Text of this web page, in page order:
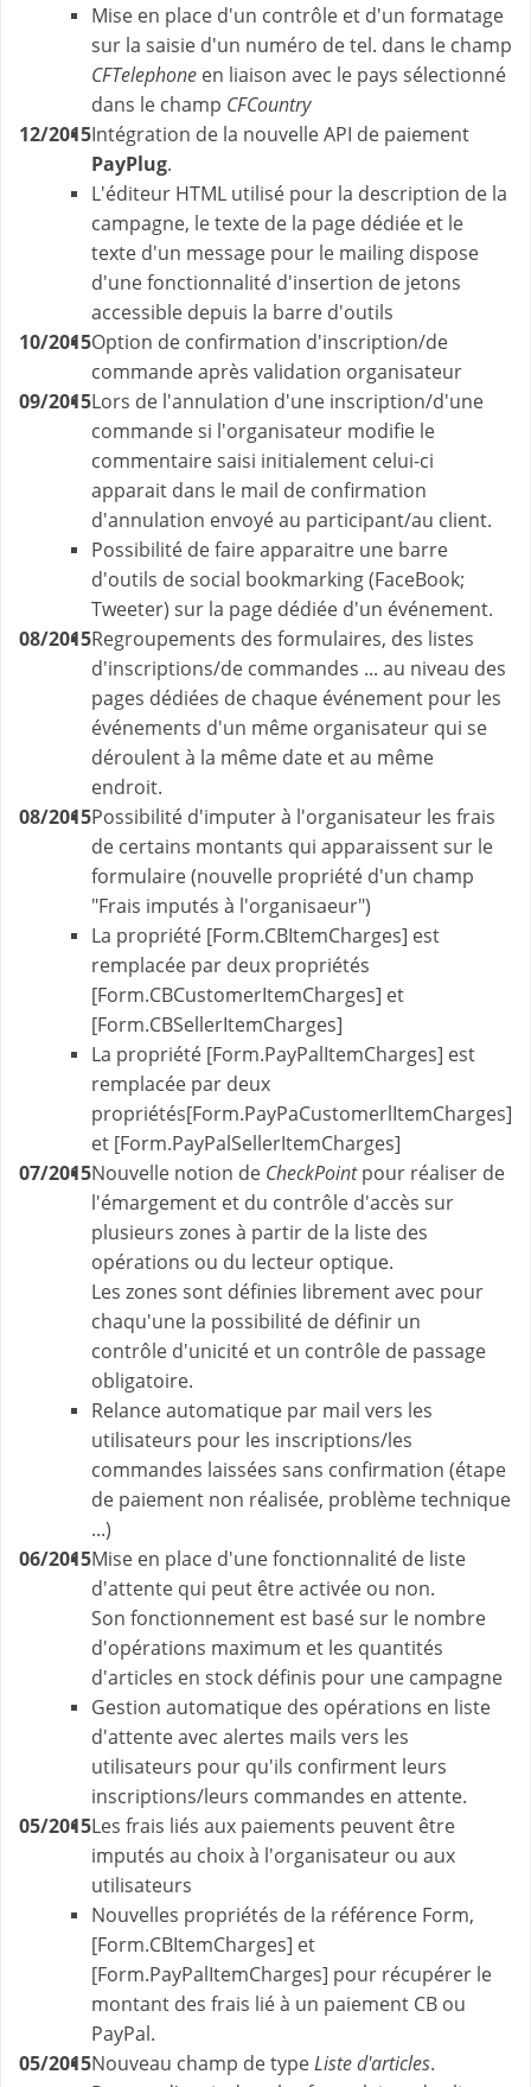
Mise en place d'un contrôle et d'un formatage
sur la saisie d'un numéro de tel. dans le champ
CFTelephone en liaison avec le pays sélectionné
dans le champ CFCountry
12/2015Intégration de la nouvelle API de paiement
PayPlug.
L'éditeur HTML utilisé pour la description de la
campagne, le texte de la page dédiée et le
texte d'un message pour le mailing dispose
d'une fonctionnalité d'insertion de jetons
accessible depuis la barre d'outils
10/2015Option de confirmation d'inscription/de
commande après validation organisateur
09/2015Lors de l'annulation d'une inscription/d'une
commande si l'organisateur modifie le
commentaire saisi initialement celui-ci
apparait dans le mail de confirmation
d'annulation envoyé au participant/au client.
Possibilité de faire apparaitre une barre
d'outils de social bookmarking (FaceBook;
Tweeter) sur la page dédiée d'un événement.
08/2015Regroupements des formulaires, des listes
d'inscriptions/de commandes ... au niveau des
pages dédiées de chaque événement pour les
événements d'un même organisateur qui se
déroulent à la même date et au même
endroit.
08/2015Possibilité d'imputer à l'organisateur les frais
de certains montants qui apparaissent sur le
formulaire (nouvelle propriété d'un champ
"Frais imputés à l'organisaeur")
La propriété [Form.CBItemCharges] est
remplacée par deux propriétés
[Form.CBCustomerItemCharges] et
[Form.CBSellerItemCharges]
La propriété [Form.PayPalItemCharges] est
remplacée par deux
propriétés[Form.PayPaCustomerlItemCharges]
et [Form.PayPalSellerItemCharges]
07/2015Nouvelle notion de CheckPointpour réaliser de
l'émargement et du contrôle d'accès sur
plusieurs zones à partir de la liste des
opérations ou du lecteur optique.
Les zones sont définies librement avec pour
chaqu'une la possibilité de définir un
contrôle d'unicité et un contrôle de passage
obligatoire.
Relance automatique par mail vers les
utilisateurs pour les inscriptions/les
commandes laissées sans confirmation (étape
de paiement non réalisée, problème technique
...)
06/2015Mise en place d'une fonctionnalité de liste
d'attente qui peut être activée ou non.
Son fonctionnement est basé sur le nombre
d'opérations maximum et les quantités
d'articles en stock définis pour une campagne
Gestion automatique des opérations en liste
d'attente avec alertes mails vers les
utilisateurs pour qu'ils confirment leurs
inscriptions/leurs commandes en attente.
05/2015Les frais liés aux paiements peuvent être
imputés au choix à l'organisateur ou aux
utilisateurs
Nouvelles propriétés de la référence Form,
[Form.CBItemCharges] et
[Form.PayPalItemCharges] pour récupérer le
montant des frais lié à un paiement CB ou
PayPal.
05/2015Nouveau champ de typeListe d'articles.